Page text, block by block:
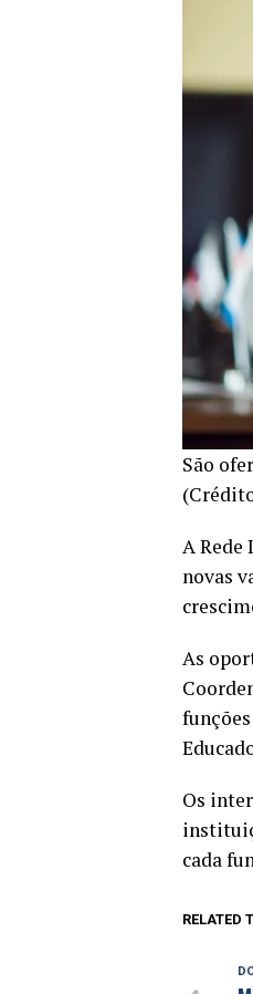
São
A Rede
novas
As
Os
cada
RELATED